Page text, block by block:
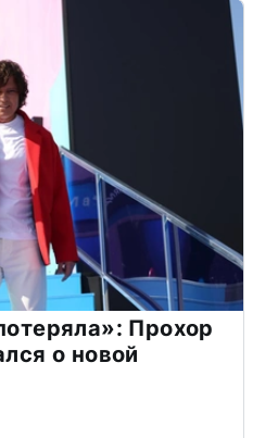
Прохор
о новой